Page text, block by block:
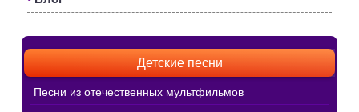
Детские песни
Песни из отечественных мультфильмов